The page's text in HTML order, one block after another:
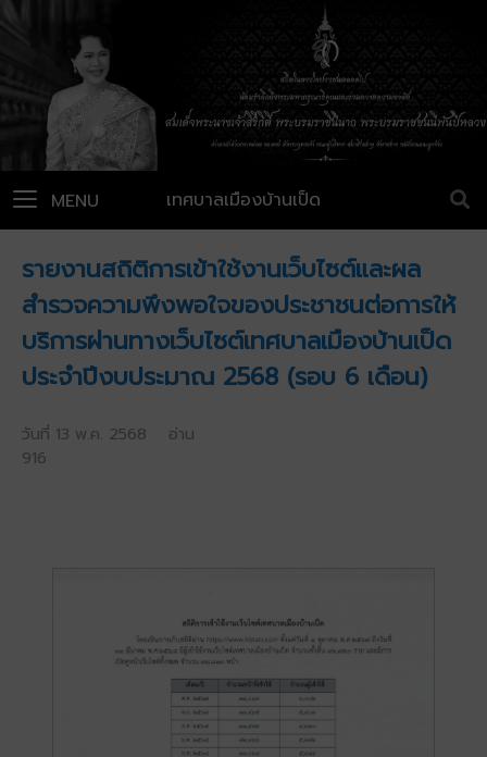
เทศบาลเมืองบ้านเป็ด
MENU
รายงานสถิติการเข้าใช้งานเว็บไซต์และผล
สำรวจความพึงพอใจของประชาชนต่อการให้
บริการผ่านทางเว็บไซต์เทศบาลเมืองบ้านเป็ด
ประจำปีงบประมาณ 2568 (รอบ 6 เดือน)
วันที่ 13 พ.ค. 2568 อ่าน
916